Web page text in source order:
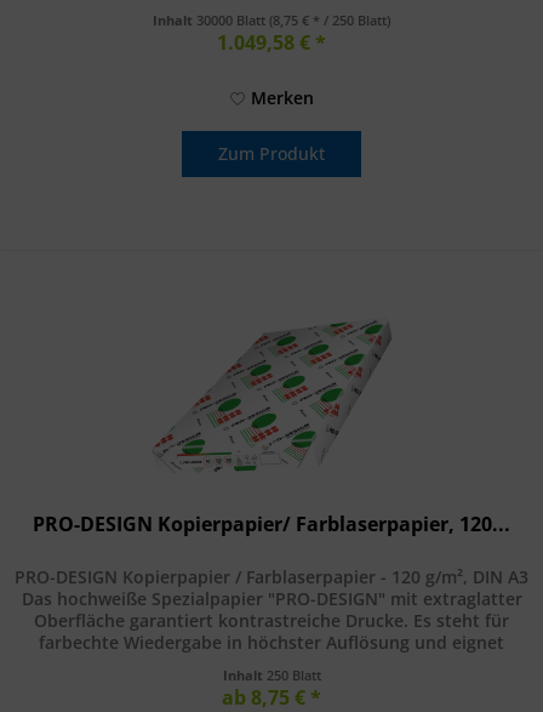
Inhalt 30000 Blatt (8,75 € * / 250 Blatt)
1.049,58 € *
Merken
Zum Produkt
PRO-DESIGN Kopierpapier/ Farblaserpapier, 120...
PRO-DESIGN Kopierpapier / Farblaserpapier - 120 g/m², DIN A3
Das hochweiße Spezialpapier "PRO-DESIGN" mit extraglatter
Oberfläche garantiert kontrastreiche Drucke. Es steht für
farbechte Wiedergabe in höchster Auflösung und eignet
Inhalt 250 Blatt
ab 8,75 € *